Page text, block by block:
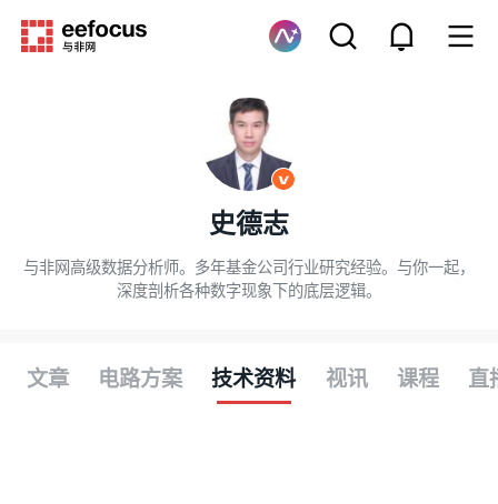
史德志
与非网高级数据分析师。多年基金公司行业研究经验。与你一起，
深度剖析各种数字现象下的底层逻辑。
文章 电路方案 技术资料 视讯 课程 直